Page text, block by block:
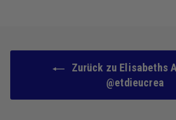
Zurück zu Elisabeths
@etdieucrea